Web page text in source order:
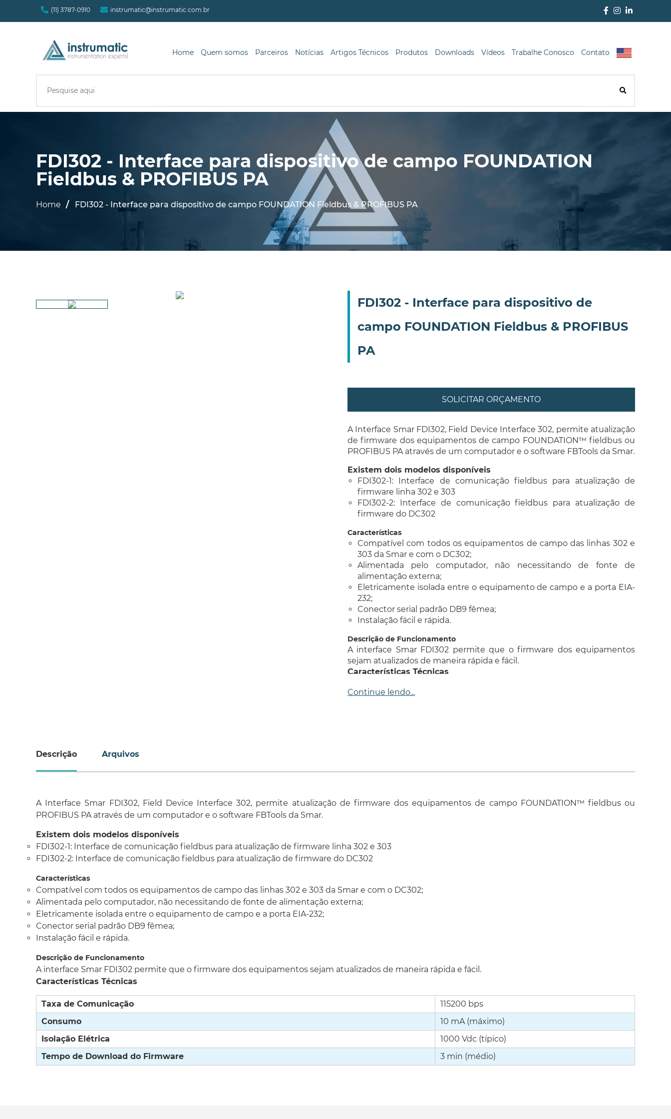
(11) 3787-0910 instrumatic@instrumatic.com.br
Home Quem somos Parceiros Notícias Artigos Técnicos Produtos Downloads Vídeos Trabalhe Conosco Contato
FDI302 - Interface para dispositivo de campo FOUNDATION
Fieldbus & PROFIBUS PA
Home FDI302 - Interface para dispositivo de campo FOUNDATION Fieldbus & PROFIBUS PA
FDI302 - Interface para dispositivo de
campo FOUNDATION Fieldbus & PROFIBUS
PA
SOLICITAR ORÇAMENTO
A Interface Smar FDI302, Field Device Interface 302, permite atualização
de firmware dos equipamentos de campo FOUNDATION™ fieldbus ou
PROFIBUS PA através de um computador e o software FBTools da Smar.
Existem dois modelos disponíveis
FDI302-1: Interface de comunicação fieldbus para atualização de
firmware linha 302 e 303
FDI302-2: Interface de comunicação fieldbus para atualização de
firmware do DC302
Características
Compatível com todos os equipamentos de campo das linhas 302 e
303 da Smar e com o DC302;
Alimentada pelo computador, não necessitando de fonte de
alimentação externa;
Eletricamente isolada entre o equipamento de campo e a porta EIA-
232;
Conector serial padrão DB9 fêmea;
Instalação fácil e rápida.
Descrição de Funcionamento
A interface Smar FDI302 permite que o firmware dos equipamentos
sejam atualizados de maneira rápida e fácil.
Características Técnicas
Continue lendo...
Descrição Arquivos
A Interface Smar FDI302, Field Device Interface 302, permite atualização de firmware dos equipamentos de campo FOUNDATION™ fieldbus ou
PROFIBUS PA através de um computador e o software FBTools da Smar.
Existem dois modelos disponíveis
FDI302-1: Interface de comunicação fieldbus para atualização de firmware linha 302 e 303
FDI302-2: Interface de comunicação fieldbus para atualização de firmware do DC302
Características
Compatível com todos os equipamentos de campo das linhas 302 e 303 da Smar e com o DC302;
Alimentada pelo computador, não necessitando de fonte de alimentação externa;
Eletricamente isolada entre o equipamento de campo e a porta EIA-232;
Conector serial padrão DB9 fêmea;
Instalação fácil e rápida.
Descrição de Funcionamento
A interface Smar FDI302 permite que o firmware dos equipamentos sejam atualizados de maneira rápida e fácil.
Características Técnicas
Taxa de Comunicação
115200 bps
Consumo
10 mA (máximo)
Isolação Elétrica
1000 Vdc (típico)
Tempo de Download do Firmware
3 min (médio)